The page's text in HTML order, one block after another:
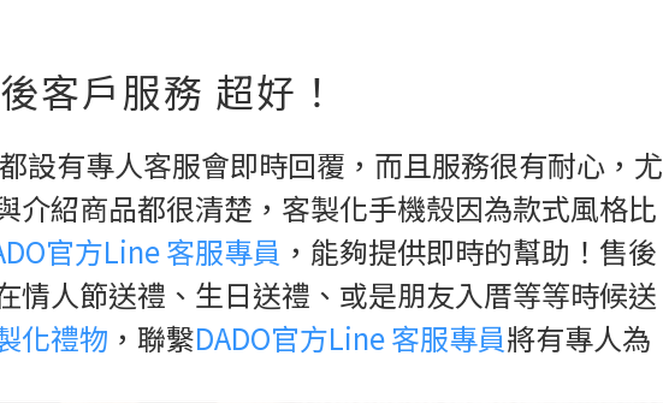
客戶服務 超好！
設有專人客服會即時回覆，而且服務很有耐心，尤
介紹商品都很清楚，客製化手機殼因為款式風格比
官方Line 客服專員 ，能夠提供即時的幫助！售後
情人節送禮、生日送禮、或是朋友入厝等等時候送
化禮物 ，聯繫DADO官方Line 客服專員將有專人為